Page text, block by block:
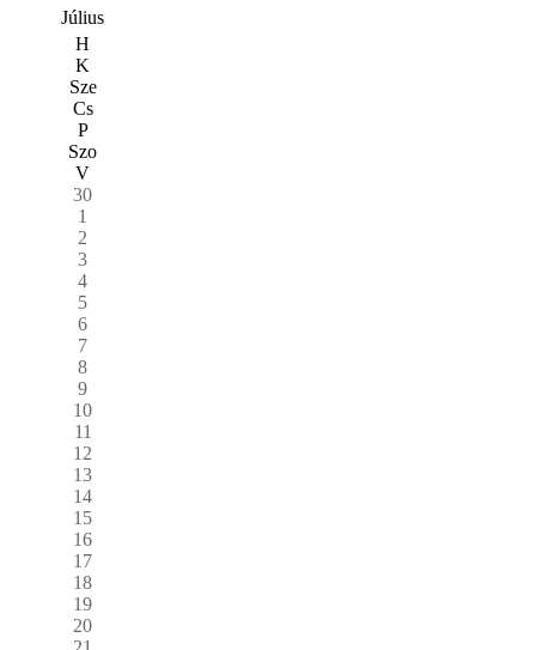
Július
H
K
Sze
Cs
P
Szo
V
30
1
2
3
4
5
6
7
8
9
10
11
12
13
14
15
16
17
18
19
20